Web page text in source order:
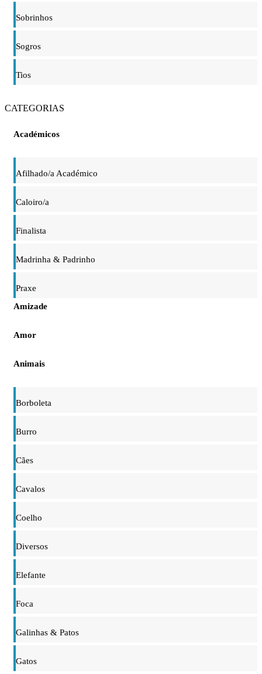
Sobrinhos
Sogros
Tios
CATEGORIAS
Académicos
Afilhado/a Académico
Caloiro/a
Finalista
Madrinha & Padrinho
Praxe
Amizade
Amor
Animais
Borboleta
Burro
Cães
Cavalos
Coelho
Diversos
Elefante
Foca
Galinhas & Patos
Gatos